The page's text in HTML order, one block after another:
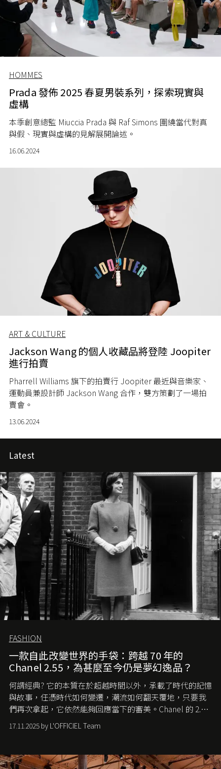
HOMMES
Prada 發佈 2025 春夏男裝系列，探索現實與
虛構
本季創意總監 Miuccia Prada 與 Raf Simons 圍繞當代對真
與假、現實與虛構的見解展開論述。
16.06.2024
ART & CULTURE
Jackson Wang 的個人收藏品將登陸 Joopiter
進行拍賣
Pharrell Williams 旗下的拍賣行 Joopiter 最近與音樂家、
運動員兼設計師 Jackson Wang 合作，雙方策劃了一場拍
賣會。
13.06.2024
Latest
FASHION
一款自此改變世界的手袋：跨越 70 年的
Chanel 2.55，為甚麼至今仍是夢幻逸品？
何謂經典? 它的本質在於超越時間以外，承載了時代的記憶
與故事，任憑時代如何變遷，潮流如何翻天覆地，只要我
們再次拿起，它依然能夠回應當下的審美。Chanel 的 2.55
手袋更是這樣存在，自問世至今，一直有着舉足輕重的地
位。如果說每個女生的第一個夢想手袋是 Chanel，那 2.55
愛它的雋永與優雅。那麼這個手袋是怎麼誕生的呢？又為
17.11.2025 by L'OFFICIEL Team